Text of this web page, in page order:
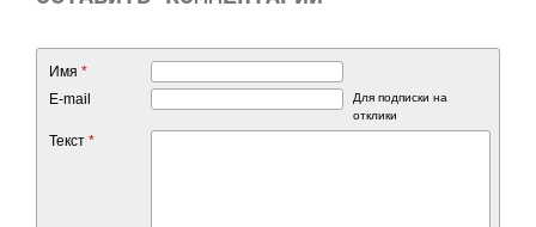
Имя *
E-mail
Для подписки на
отклики
Текст *